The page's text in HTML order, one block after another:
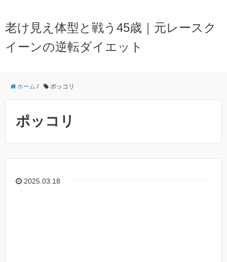
老け見え体型と戦う45歳｜元レースク
イーンの逆転ダイエット
ホーム / ポッコリ
ポッコリ
2025.03.18